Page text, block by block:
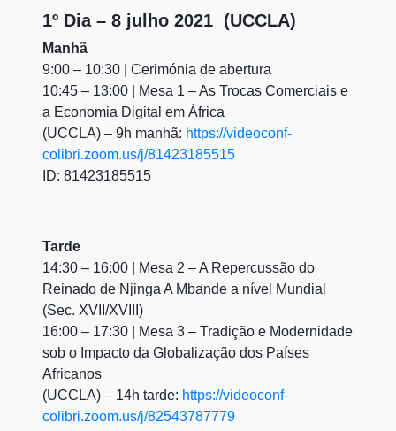
1º Dia – 8 julho 2021 ​ (UCCLA)
Manhã
9:00 – 10:30 | Cerimónia de abertura
10:45 – 13:00 | Mesa 1 – As Trocas Comerciais e
a Economia Digital em África
(UCCLA) – 9h manhã: https://videoconf-
colibri.zoom.us/j/81423185515
ID: 81423185515
Tarde
14:30 – 16:00 | Mesa 2 – A Repercussão do
Reinado de Njinga A Mbande a nível Mundial ​
(Sec. XVII/XVIII)
16:00 – 17:30 | Mesa 3 – Tradição e Modernidade
sob o Impacto da Globalização dos Países
Africanos
(UCCLA) – 14h tarde: https://videoconf-
colibri.zoom.us/j/82543787779